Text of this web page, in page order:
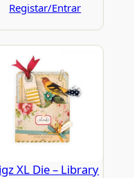
Registar/Entrar
XL Die – Library